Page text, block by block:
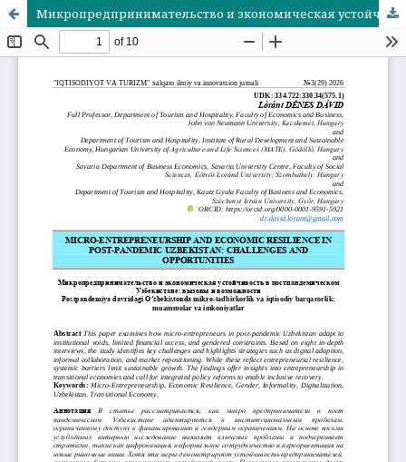
Микропредпринимательство и экономическая устойчивость в постпандемическом Узбекистане: вызовы и возможности